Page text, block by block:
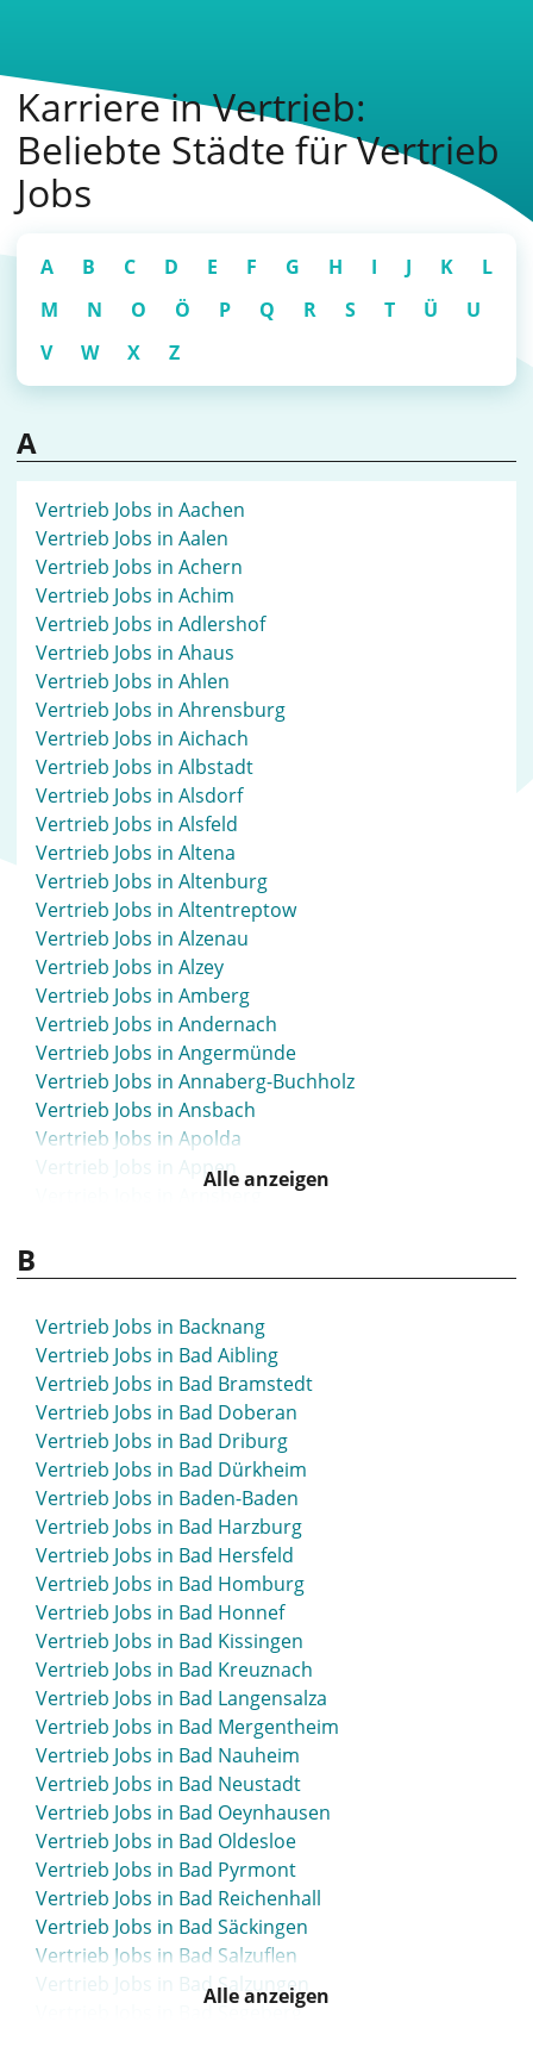
Karriere in Vertrieb:
Beliebte Städte für Vertrieb
Jobs
A B C D E F G H I J K
L
M
N O Ö P Q R S T Ü
U
V
W X Z
A
Vertrieb Jobs in Aachen
Vertrieb Jobs in Aalen
Vertrieb Jobs in Achern
Vertrieb Jobs in Achim
Vertrieb Jobs in Adlershof
Vertrieb Jobs in Ahaus
Vertrieb Jobs in Ahlen
Vertrieb Jobs in Ahrensburg
Vertrieb Jobs in Aichach
Vertrieb Jobs in Albstadt
Vertrieb Jobs in Alsdorf
Vertrieb Jobs in Alsfeld
Vertrieb Jobs in Altena
Vertrieb Jobs in Altenburg
Vertrieb Jobs in Altentreptow
Vertrieb Jobs in Alzenau
Vertrieb Jobs in Alzey
Vertrieb Jobs in Amberg
Vertrieb Jobs in Andernach
Vertrieb Jobs in Angermünde
Vertrieb Jobs in Annaberg-Buchholz
Vertrieb Jobs in Ansbach
Vertrieb Jobs in Apolda
Vertrieb Jobs in Appen
Vertrieb Jobs in Aschaffenburg
Vertrieb Jobs in Attendorn
Vertrieb Jobs in Aue
Vertrieb Jobs in Augsburg
Vertrieb Jobs in Aurich
Alle anzeigen
B
Vertrieb Jobs in Backnang
Vertrieb Jobs in Bad Aibling
Vertrieb Jobs in Bad Bramstedt
Vertrieb Jobs in Bad Doberan
Vertrieb Jobs in Bad Driburg
Vertrieb Jobs in Bad Dürkheim
Vertrieb Jobs in Baden-Baden
Vertrieb Jobs in Bad Harzburg
Vertrieb Jobs in Bad Hersfeld
Vertrieb Jobs in Bad Homburg
Vertrieb Jobs in Bad Honnef
Vertrieb Jobs in Bad Kissingen
Vertrieb Jobs in Bad Kreuznach
Vertrieb Jobs in Bad Langensalza
Vertrieb Jobs in Bad Mergentheim
Vertrieb Jobs in Bad Nauheim
Vertrieb Jobs in Bad Neustadt
Vertrieb Jobs in Bad Oeynhausen
Vertrieb Jobs in Bad Oldesloe
Vertrieb Jobs in Bad Pyrmont
Vertrieb Jobs in Bad Reichenhall
Vertrieb Jobs in Bad Säckingen
Vertrieb Jobs in Bad Salzuflen
Vertrieb Jobs in Bad Salzungen
Vertrieb Jobs in Bad Segeberg
Alle anzeigen